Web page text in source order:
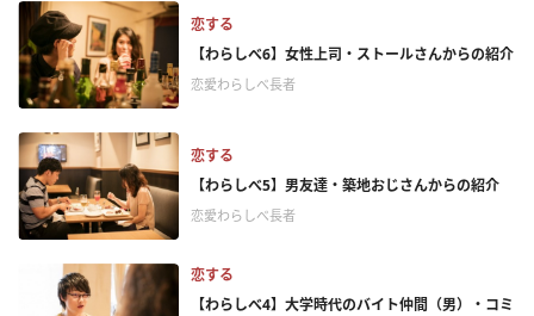
恋する
【わらしべ6】女性上司・ストールさんからの紹介
恋愛わらしべ長者
恋する
【わらしべ5】男友達・築地おじさんからの紹介
恋愛わらしべ長者
恋する
【わらしべ4】大学時代のバイト仲間（男）・コミ